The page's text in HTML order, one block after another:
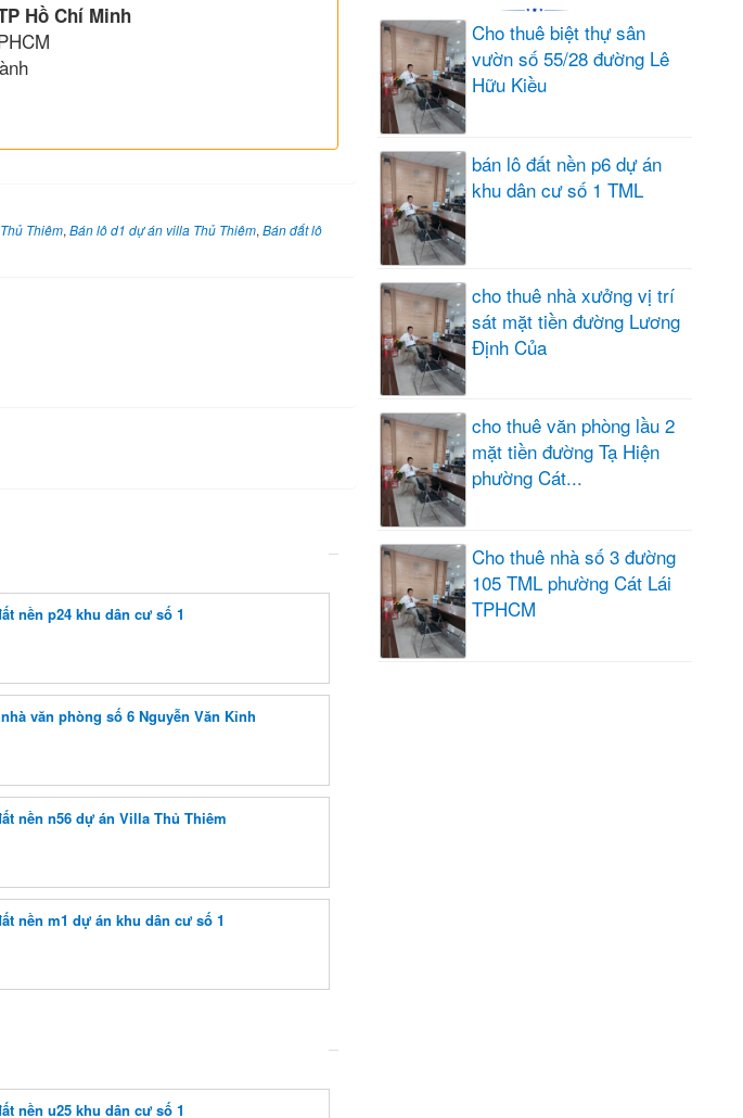
Hồ Chí Minh
Thiêm, Bán lô d1 dự án villa Thủ Thiêm, Bán đất lô
nền p24 khu dân cư số 1
văn phòng số 6 Nguyễn Văn Kỉnh
nền n56 dự án Villa Thủ Thiêm
nền m1 dự án khu dân cư số 1
nền u25 khu dân cư số 1
Cho thuê biệt thự sân
vườn số 55/28 đường Lê
Hữu Kiều
bán lô đất nền p6 dự án
khu dân cư số 1 TML
cho thuê nhà xưởng vị trí
sát mặt tiền đường Lương
Định Của
cho thuê văn phòng lầu 2
mặt tiền đường Tạ Hiện
phường Cát...
Cho thuê nhà số 3 đường
105 TML phường Cát Lái
TPHCM